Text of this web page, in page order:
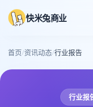
快米兔商业
首页/资讯动态/行业报告
行业报